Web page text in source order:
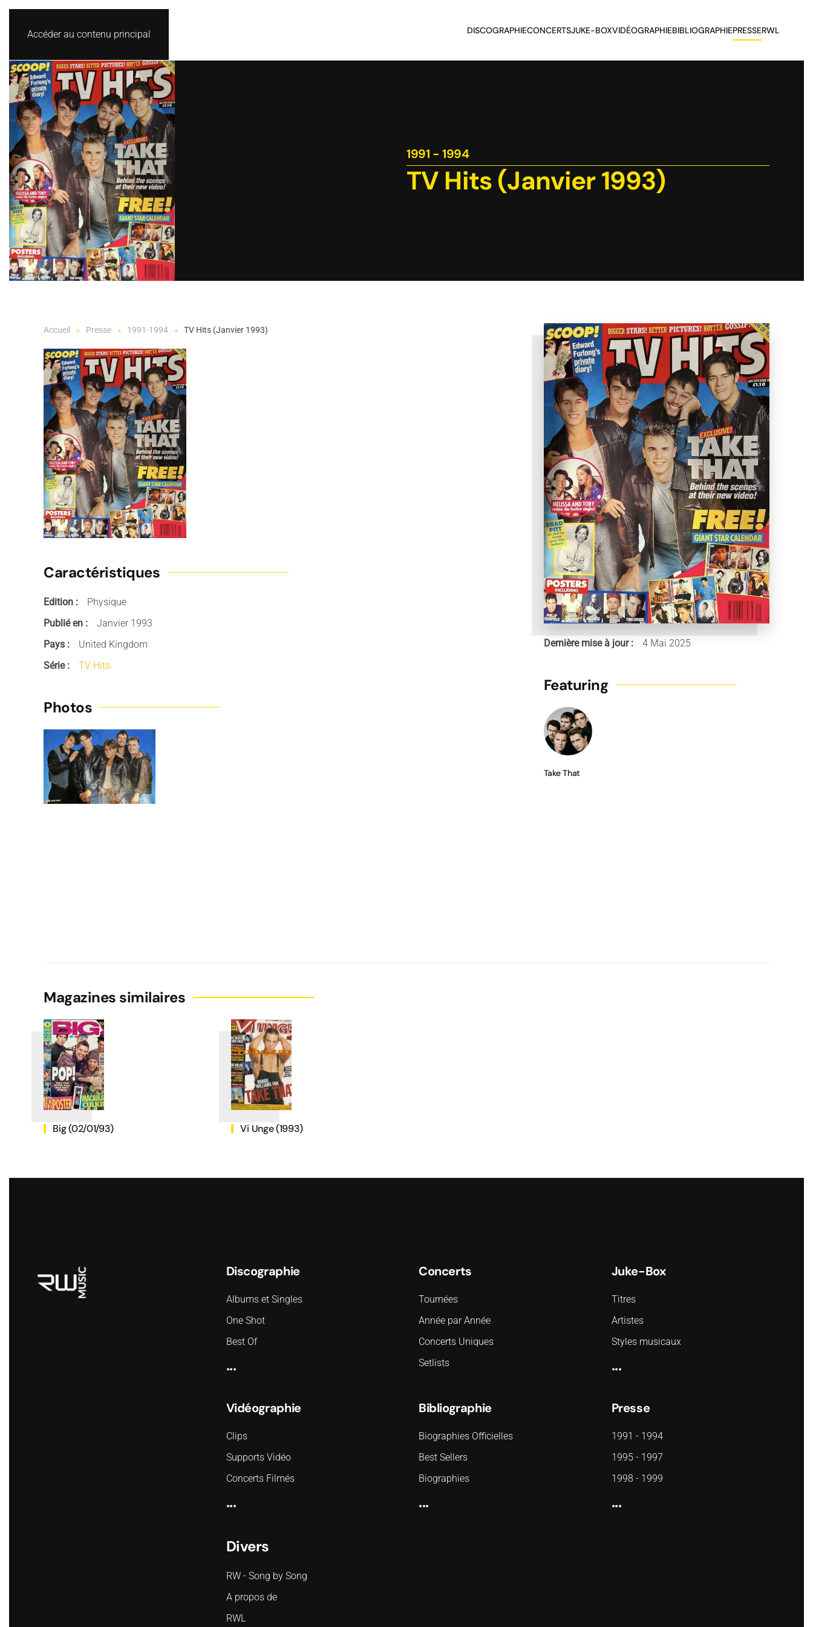
Accéder au contenu principal DISCOGRAPHIECONCERTSJUKE-BOXVIDÉOGRAPHIEBIBLIOGRAPHIEPRESSERWL
1991 - 1994
TV Hits (Janvier 1993)
Accueil Presse 1991-1994 TV Hits (Janvier 1993)
Caractéristiques
Edition :
Physique
Publié en :
Janvier 1993
Pays :
United Kingdom
Série :
TV Hits
Photos
Dernière mise à jour : 4 Mai 2025
Featuring
Take That
Magazines similaires
Big (02/01/93) Vi Unge (1993)
Discographie
Albums et Singles
One Shot
Best Of
...
Concerts
Tournées
Année par Année
Concerts Uniques
Setlists
Juke-Box
Titres
Artistes
Styles musicaux
...
Vidéographie
Clips
Supports Vidéo
Concerts Filmés
...
Bibliographie
Biographies Officielles
Best Sellers
Biographies
...
Presse
1991 - 1994
1995 - 1997
1998 - 1999
...
Divers
RW - Song by Song
A propos de
RWL